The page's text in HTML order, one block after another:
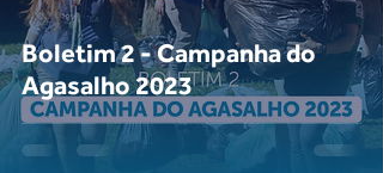
Boletim 2 - Campanha do
Agasalho 2023